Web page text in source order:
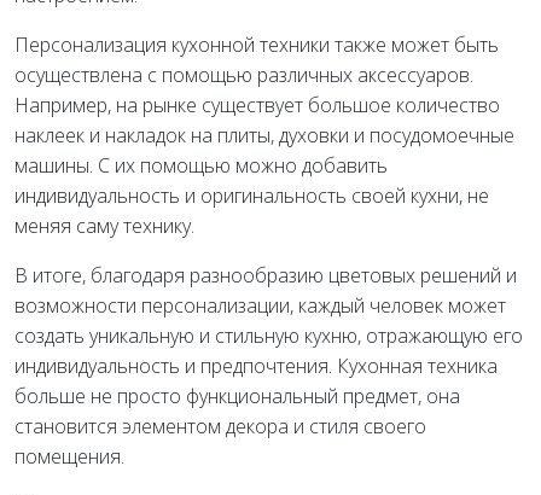
Персонализация кухонной техники также может быть
осуществлена с помощью различных аксессуаров.
Например, на рынке существует большое количество
наклеек и накладок на плиты, духовки и посудомоечные
машины. С их помощью можно добавить
индивидуальность и оригинальность своей кухни, не
меняя саму технику.
В итоге, благодаря разнообразию цветовых решений и
возможности персонализации, каждый человек может
создать уникальную и стильную кухню, отражающую его
индивидуальность и предпочтения. Кухонная техника
больше не просто функциональный предмет, она
становится элементом декора и стиля своего
помещения.